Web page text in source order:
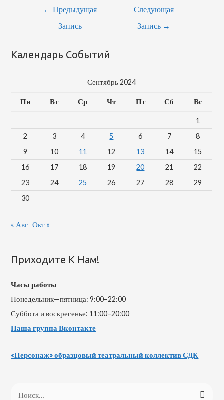
← Предыдущая
Запись
Следующая
Запись →
Календарь Событий
Сентябрь 2024
Пн Вт Ср Чт Пт Сб Вс
1
2
3 4 5 6 7
8
9
10 11 12 13 14
15
16
17 18 19 20 21
22
23
24 25 26 27 28
29
30
« Авг Окт »
Приходите К Нам!
Часы работы
Понедельник—пятница: 9:00–22:00
Суббота и воскресенье: 11:00–20:00
Наша группа Вконтакте
«Персонаж» образцовый театральный коллектив СДК